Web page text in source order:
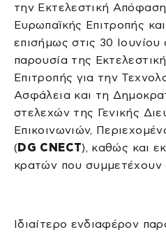
την Εκτελεστική
Ευρωπαϊκής Επιτροπής
επισήμως στις 30 Ιουνίου
παρουσία της
Επιτροπής για την
Ασφάλεια και τη
στελεχών της Γενικής
Επικοινωνιών,
( DG CNECT), καθώς και
κρατών που συμμετέχουν
Ιδιαίτερο ενδιαφέρον